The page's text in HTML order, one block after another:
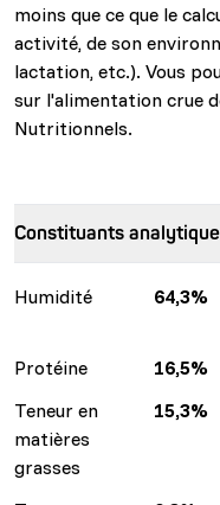
moins que ce que le
activité, de son
lactation, etc.). Vous
sur l'alimentation crue
Nutritionnels.
Constituants
Humidité 64,3%
Protéine 16,5%
Teneur en
matières
grasses
15,3%